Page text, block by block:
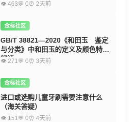
👁 463💬 0⏰ 2天前
金标社区
GB/T 38821—2020《和田玉 鉴定
与分类》中和田玉的定义及颜色特征
解读
👁 271💬 0⏰ 3天前
金标社区
进口或选购儿童牙刷需要注意什么
（海关答疑）
👁 151💬 0⏰ 4天前